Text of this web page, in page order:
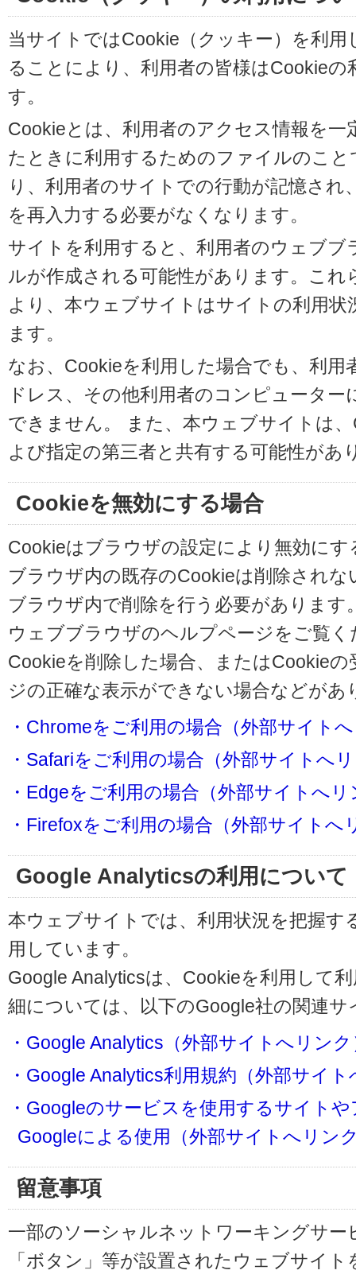
当サイトではCookie（クッキー）を利
ることにより、利用者の皆様はCookie
す。
Cookieとは、利用者のアクセス情報を
たときに利用するためのファイルのこ
り、利用者のサイトでの行動が記憶さ
を再入力する必要がなくなります。
サイトを利用すると、利用者のウェブ
ルが作成される可能性があります。こ
より、本ウェブサイトはサイトの利用
ます。
なお、Cookieを利用した場合でも、利用
ドレス、その他利用者のコンピュータ
できません。 また、本ウェブサイトは
よび指定の第三者と共有する可能性があ
Cookieを無効にする場合
Cookieはブラウザの設定により無効に
ブラウザ内の既存のCookieは削除され
ブラウザ内で削除を行う必要があります
ウェブブラウザのヘルプページをご覧く
Cookieを削除した場合、またはCookie
ジの正確な表示ができない場合などが
・Chromeをご利用の場合（外部サイト
・Safariをご利用の場合（外部サイトへ
・Edgeをご利用の場合（外部サイトへリ
・Firefoxをご利用の場合（外部サイトへ
Google Analyticsの利用について
本ウェブサイトでは、利用状況を把握す
用しています。
Google Analyticsは、Cookieを利用して
細については、以下のGoogle社の関連
・Google Analytics（外部サイトへリンク
・Google Analytics利用規約（外部サイ
・Googleのサービスを使用するサイト
Googleによる使用（外部サイトへリン
留意事項
一部のソーシャルネットワーキングサー
「ボタン」等が設置されたウェブサイ